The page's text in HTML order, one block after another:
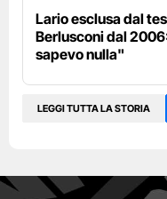
Lario esclusa dal
Berlusconi dal
sapevo nulla"
LEGGI TUTTA LA STORIA